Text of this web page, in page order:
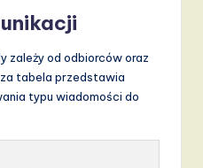
zależy od odbiorców oraz
tabela przedstawia
typu wiadomości do